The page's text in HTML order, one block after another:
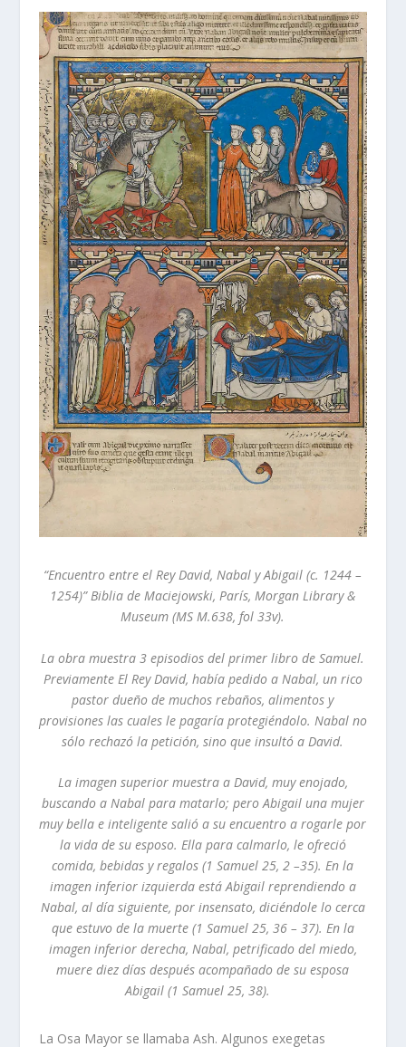
“Encuentro entre el Rey David, Nabal y Abigail (c. 1244 –
1254)” Biblia de Maciejowski, París, Morgan Library &
Museum (MS M.638, fol 33v).
La obra muestra 3 episodios del primer libro de Samuel.
Previamente El Rey David, había pedido a Nabal, un rico
pastor dueño de muchos rebaños, alimentos y
provisiones las cuales le pagaría protegiéndolo. Nabal no
sólo rechazó la petición, sino que insultó a David.
La imagen superior muestra a David, muy enojado,
buscando a Nabal para matarlo; pero Abigail una mujer
muy bella e inteligente salió a su encuentro a rogarle por
la vida de su esposo. Ella para calmarlo, le ofreció
comida, bebidas y regalos (1 Samuel 25, 2 –35). En la
imagen inferior izquierda está Abigail reprendiendo a
Nabal, al día siguiente, por insensato, diciéndole lo cerca
que estuvo de la muerte (1 Samuel 25, 36 – 37). En la
imagen inferior derecha, Nabal, petrificado del miedo,
muere diez días después acompañado de su esposa
Abigail (1 Samuel 25, 38).
La Osa Mayor se llamaba Ash. Algunos exegetas